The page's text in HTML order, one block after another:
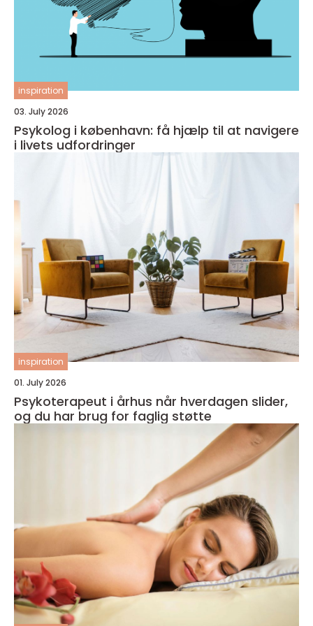
inspiration
03. July 2026
Psykolog i københavn: få hjælp til at navigere
i livets udfordringer
inspiration
01. July 2026
Psykoterapeut i århus når hverdagen slider,
og du har brug for faglig støtte